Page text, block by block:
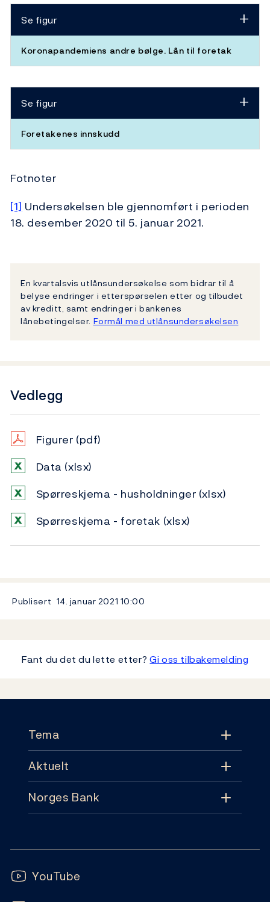
Se figur
Koronapandemiens andre bølge. Lån til foretak
Se figur
Foretakenes innskudd
Fotnoter
[1] Undersøkelsen ble gjennomført i perioden
18. desember 2020 til 5. januar 2021.
En kvartalsvis utlånsundersøkelse som bidrar til å
belyse endringer i etterspørselen etter og tilbudet
av kreditt, samt endringer i bankenes
lånebetingelser. Formål med utlånsundersøkelsen
Vedlegg
Figurer (pdf)
Data (xlsx)
Spørreskjema - husholdninger (xlsx)
Spørreskjema - foretak (xlsx)
Publisert 14. januar 2021 10:00
Fant du det du lette etter?Gi oss tilbakemelding
Tema
Tema
Pengepolitikk
Sedler og mynter
Aktuelt
Aktuelt
Publikasjoner
Norges Bank
Abonnement
Følg oss:
YouTube